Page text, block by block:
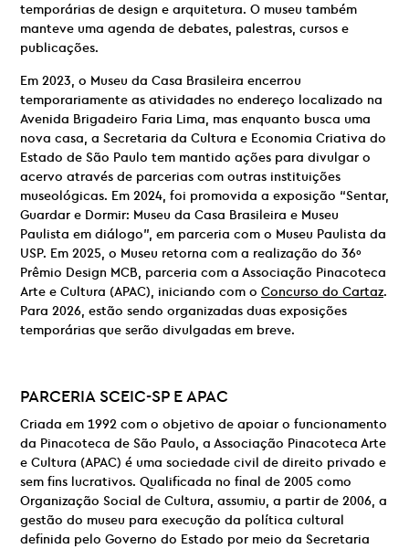
temporárias de design e arquitetura. O museu também
manteve uma agenda de debates, palestras, cursos e
publicações.
Em 2023, o Museu da Casa Brasileira encerrou
temporariamente as atividades no endereço localizado na
Avenida Brigadeiro Faria Lima, mas enquanto busca uma
nova casa, a Secretaria da Cultura e Economia Criativa do
Estado de São Paulo tem mantido ações para divulgar o
acervo através de parcerias com outras instituições
museológicas. Em 2024, foi promovida a exposição “Sentar,
Guardar e Dormir: Museu da Casa Brasileira e Museu
Paulista em diálogo”, em parceria com o Museu Paulista da
USP. Em 2025, o Museu retorna com a realização do 36º
Prêmio Design MCB, parceria com a Associação Pinacoteca
Arte e Cultura (APAC), iniciando com o Concurso do Cartaz.
Para 2026, estão sendo organizadas duas exposições
temporárias que serão divulgadas em breve.
PARCERIASCEIC-SP EAPAC
Criada em 1992 com o objetivo de apoiar o funcionamento
da Pinacoteca de São Paulo, a Associação Pinacoteca Arte
e Cultura (APAC) é uma sociedade civil de direito privado e
sem fins lucrativos. Qualificada no final de 2005 como
Organização Social de Cultura, assumiu, a partir de 2006, a
gestão do museu para execução da política cultural
definida pelo Governo do Estado por meio da Secretaria